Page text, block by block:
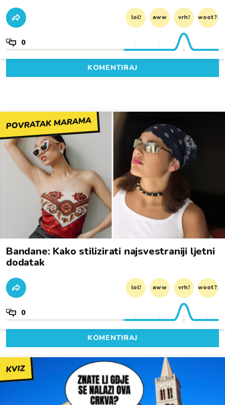
lol! aww vrh! woot?!
0
KOMENTIRAJ
POVRATAK MARAMA
Bandane: Kako stilizirati najsvestraniji ljetni
dodatak
lol! aww vrh! woot?!
0
KOMENTIRAJ
KVIZ